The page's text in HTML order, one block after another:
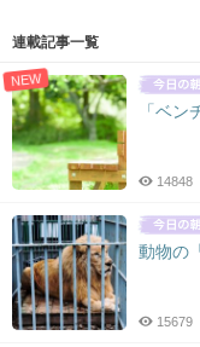
連載記事一覧
NEW
「ベ
14848
動物の
15679